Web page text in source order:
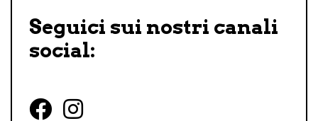
Seguici sui nostri canali
social: